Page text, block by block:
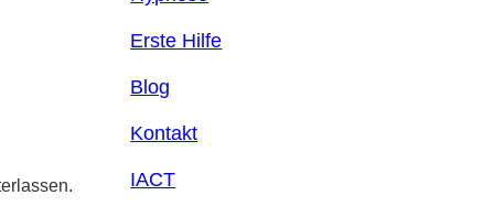
Erste Hilfe
Blog
Kontakt
IACT